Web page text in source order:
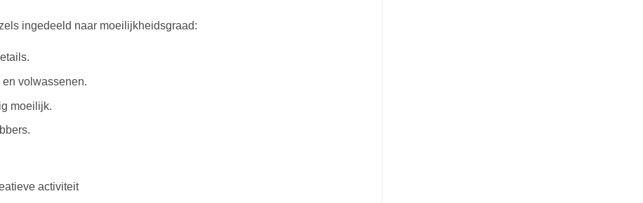
ingedeeld naar moeilijkheidsgraad:
volwassenen.
moeilijk.
activiteit